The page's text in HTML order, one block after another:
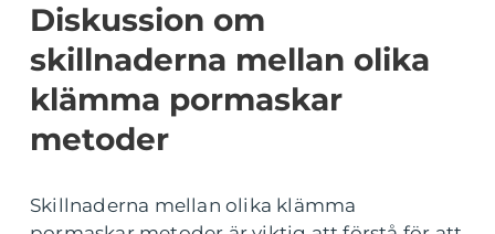
Diskussion om
skillnaderna mellan olika
klämma pormaskar
metoder
Skillnaderna mellan olika klämma